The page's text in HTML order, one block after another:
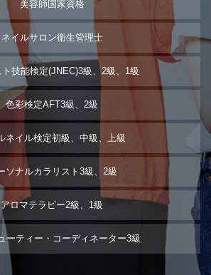
美容師国家資格
ネイルサロン衛生管理士
ト技能検定(JNEC)3級、2級、1級
色彩検定AFT3級、2級
ネイル検定初級、中級、上級
ソナルカラリスト3級、2級
アロマテラピー2級、1級
ーティー・コーディネーター3級